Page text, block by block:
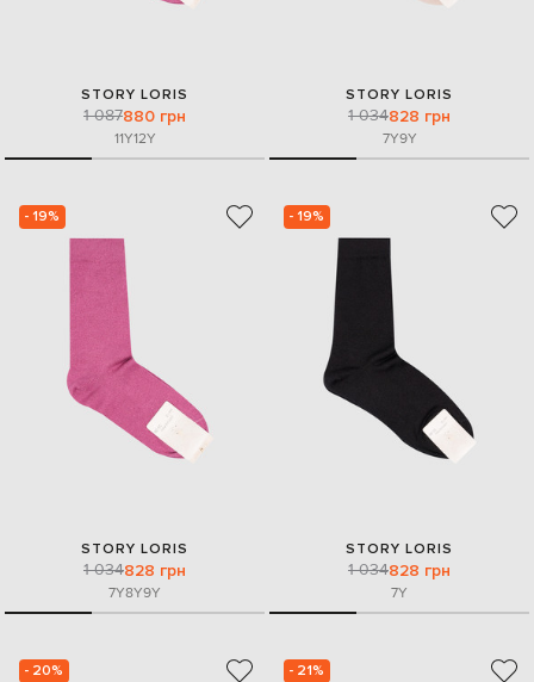
STORY LORIS
1 087880 грн
11Y12Y
STORY LORIS
1 034828 грн
7Y9Y
- 19%
STORY LORIS
1 034828 грн
7Y8Y9Y
- 19%
STORY LORIS
1 034828 грн
7Y
- 20% - 21%